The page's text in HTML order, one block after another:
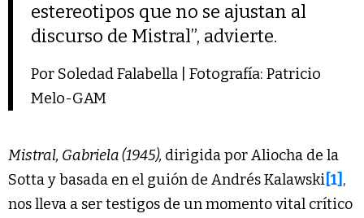
estereotipos que no se ajustan al
discurso de Mistral”, advierte.
Por Soledad Falabella | Fotografía: Patricio
Melo-GAM
Mistral, Gabriela (1945), dirigida por Aliocha de la
Sotta y basada en el guión de Andrés Kalawski[1] ,
nos lleva a ser testigos de un momento vital crítico